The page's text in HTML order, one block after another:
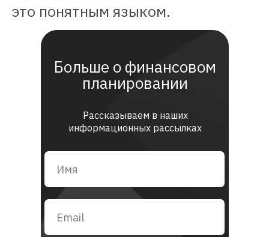
это понятным языком.
Рассказываем в наших
информационных рассылках
Больше о финансовом
планировании